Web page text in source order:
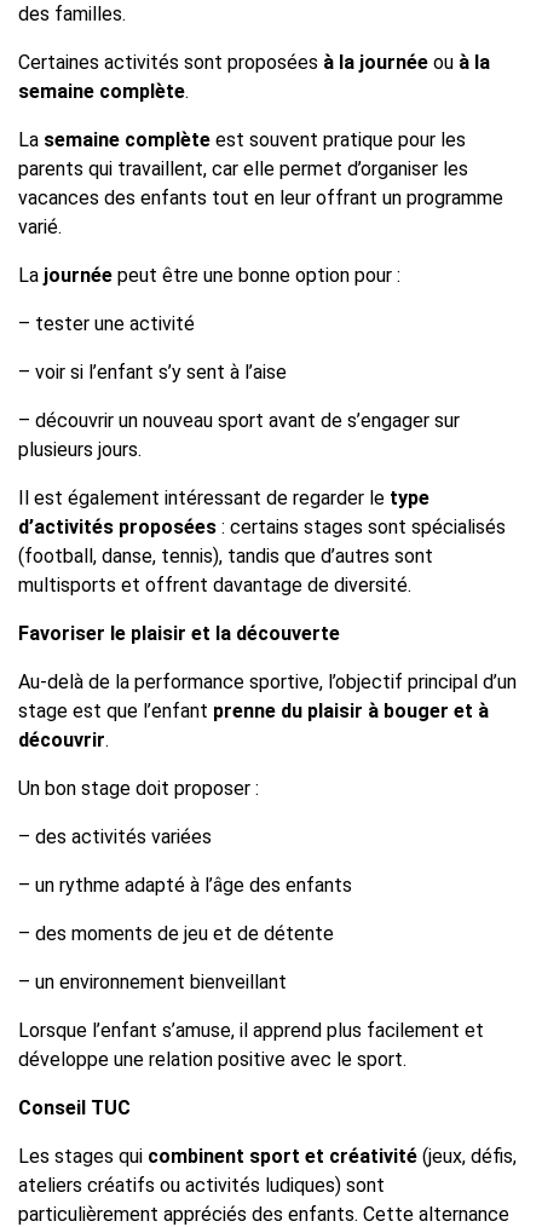
des familles.
Certaines activités sont proposées à la journée ou à la
semaine complète.
La semaine complète est souvent pratique pour les
parents qui travaillent, car elle permet d’organiser les
vacances des enfants tout en leur offrant un programme
varié.
La journée peut être une bonne option pour :
– tester une activité
– voir si l’enfant s’y sent à l’aise
– découvrir un nouveau sport avant de s’engager sur
plusieurs jours.
Il est également intéressant de regarder le type
d’activités proposées : certains stages sont spécialisés
(football, danse, tennis), tandis que d’autres sont
multisports et offrent davantage de diversité.
Favoriser le plaisir et la découverte
Au-delà de la performance sportive, l’objectif principal d’un
stage est que l’enfant prenne du plaisir à bouger et à
découvrir.
Un bon stage doit proposer :
– des activités variées
– un rythme adapté à l’âge des enfants
– des moments de jeu et de détente
– un environnement bienveillant
Lorsque l’enfant s’amuse, il apprend plus facilement et
développe une relation positive avec le sport.
Conseil TUC
Les stages qui combinent sport et créativité (jeux, défis,
ateliers créatifs ou activités ludiques) sont
particulièrement appréciés des enfants. Cette alternance